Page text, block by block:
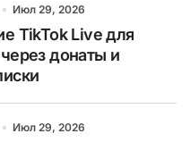
Июл 29, 2026
TikTok Live для
донаты и
Июл 29, 2026